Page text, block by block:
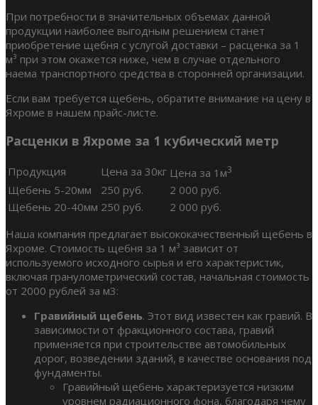
При потребности в значительных объемах данной
продукции наиболее выгодным решением станет
приобретение щебня с услугой доставки – расценка за 1
м³ при этом окажется ниже, чем в случае отдельного
наема транспортного средства в сторонней организации.
Если вам требуется щебень, обратите внимание на цену в
Яхроме в нашем прайс-листе.
Расценки в Яхроме за 1 кубический метр
Продукция Цена за 30кг Цена за 1м3
Щебень 5-20мм 250 руб.
2 000 руб.
Щебень 20-40мм 250 руб.
2 000 руб.
Наша компания предлагает высококачественный щебень в
Яхроме. Стоимость щебня за 1 м³ зависит от
используемого исходного сырья и его характеристик,
включая гранулометрический состав, начальная стоимость
от 2000 рублей за м3:
Гравийный щебень. Этот вид известен как гравий. В
зависимости от фракционного состава, гравий
применяется при строительстве автомобильных
дорог, возведении зданий, в качестве основания под
фундаменты.
Гравийный щебень характеризуется низким
уровнем радиационного фона, благодаря чему